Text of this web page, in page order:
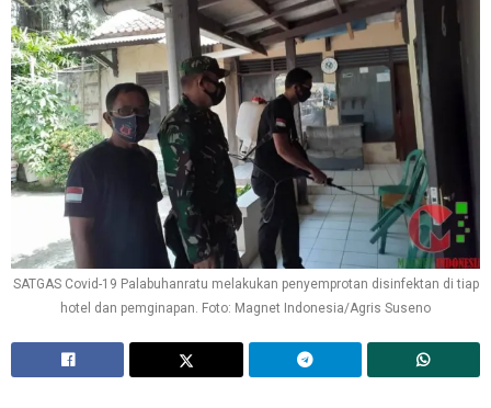
SATGAS Covid-19 Palabuhanratu melakukan penyemprotan disinfektan di tiap
hotel dan pemginapan. Foto: Magnet Indonesia/Agris Suseno